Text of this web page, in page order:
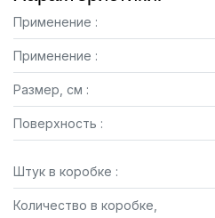
Применение :
Применение :
Размер, см :
Поверхность :
Штук в коробке :
Количество в коробке,